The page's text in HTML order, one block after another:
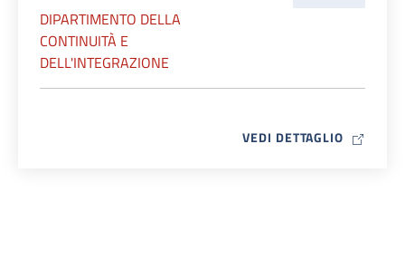
DIPARTIMENTO DELLA
CONTINUITÀ E
DELL'INTEGRAZIONE
VEDI DETTAGLIO MAP ICON